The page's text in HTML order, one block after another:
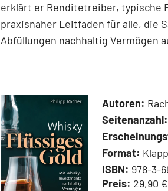
erklärt er Renditetreiber, typische
praxisnaher Leitfaden für alle, die
Abfüllungen nachhaltig Vermögen
Autoren:
Seitenanzahl:
Format:
ISBN: 978-3-
Preis: 29,90 €